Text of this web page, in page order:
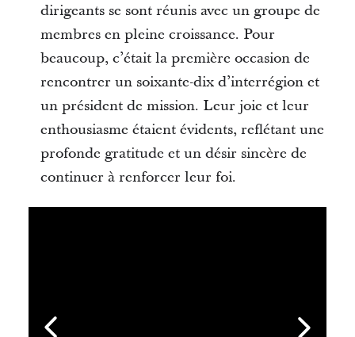
dirigeants se sont réunis avec un groupe de
membres en pleine croissance. Pour
beaucoup, c’était la première occasion de
rencontrer un soixante-dix d’interrégion et
un président de mission. Leur joie et leur
enthousiasme étaient évidents, reflétant une
profonde gratitude et un désir sincère de
continuer à renforcer leur foi.